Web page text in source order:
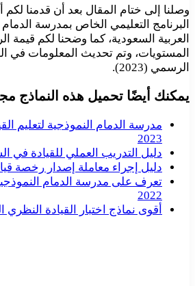
وصلنا إلى ختام المقال بعد أن قدمنا
البرنامج التعليمي الخاص بمدرسة
العربية السعودية، كما وضحنا لكم قيمة
المستويات، وتم تحديث المعلومات في
الرسمي (2023).
يمكنك أيضًا تحميل هذه النماذج
مدرسة الدمام النموذجية لتعليم
2023
دليل التدريب العملي للقيادة في
دليل إجراء معاملة إصدار رخصة
تعرف على مدرسة الدمام
2022
أقوى نماذج اختبار القيادة